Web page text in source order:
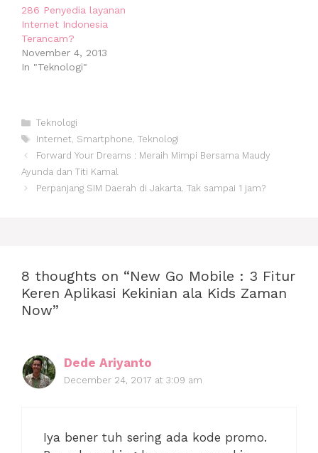
286 Penyedia layanan
Internet Indonesia
Terancam?
November 4, 2013
In "Teknologi"
Categories
Teknologi
Tags
Internet, Smartphone, Teknologi
Post
navigation
Forward Your Dreams : Meraih Mimpi Bersama Maudy
Ayunda dan Titi Kamal
Perpanjang SIM Daerah di Jakarta. Tak sampai 1 jam?
8 thoughts on “New Go Mobile : 3 Fitur
Keren Aplikasi Kekinian ala Kids Zaman
Now”
Dede Ariyanto
December 24, 2017 at 3:09 am
Iya bener tuh sering ada kode promo.